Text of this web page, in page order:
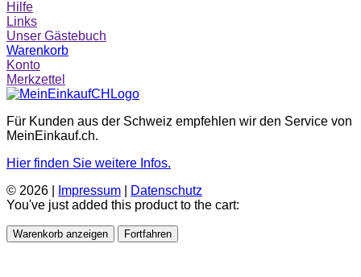
Hilfe
Links
Unser Gästebuch
Warenkorb
Konto
Merkzettel
Für Kunden aus der Schweiz empfehlen wir den Service von
MeinEinkauf.ch.
Hier finden Sie weitere Infos.
© 2026 |
Impressum
Datenschutz
You've just added this product to the cart:
Warenkorb anzeigen Fortfahren